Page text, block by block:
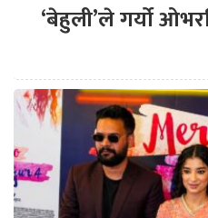
‘बेहुली’ले गर्यो